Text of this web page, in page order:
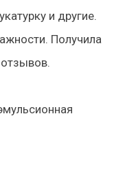
и другие.
Получила